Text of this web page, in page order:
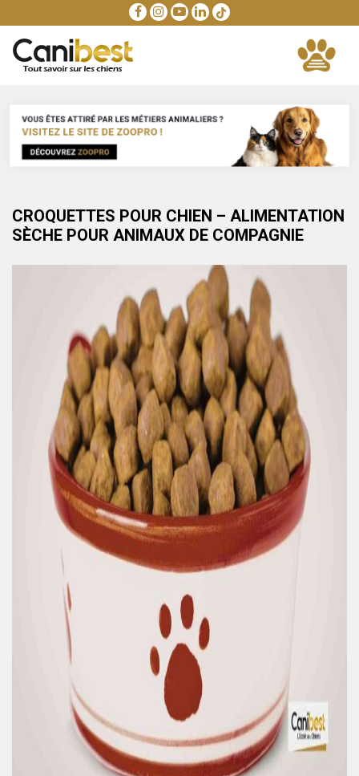
CROQUETTES POUR CHIEN – ALIMENTATION
SÈCHE POUR ANIMAUX DE COMPAGNIE